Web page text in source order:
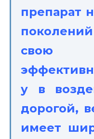
препарат
свою
у в
дорогой,
имеет